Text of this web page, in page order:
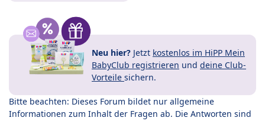
Neu hier? Jetzt kostenlos im HiPP Mein
BabyClub registrieren und deine Club-
Vorteile sichern.
Bitte beachten: Dieses Forum bildet nur allgemeine
Informationen zum Inhalt der Fragen ab. Die Antworten sind